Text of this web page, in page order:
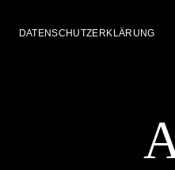
DATENSCHUTZERKLÄRUNG